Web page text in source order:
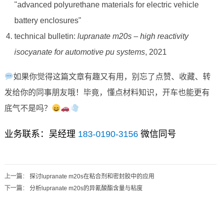
"advanced polyurethane materials for electric vehicle
battery enclosures"
technical bulletin: lupranate m20s – high reactivity
isocyanate for automotive pu systems, 2021
如果你觉得这篇文章有趣又有用，别忘了点赞、收藏、转
发给你的同事朋友哦！毕竟，懂点材料知识，开车也能更有
底气不是吗？
业务联系：吴经理 183-0190-3156微信同号
上一篇： 探讨lupranate m20s在粘合剂和密封胶中的应用
下一篇： 分析lupranate m20s的异氰酸酯含量与粘度